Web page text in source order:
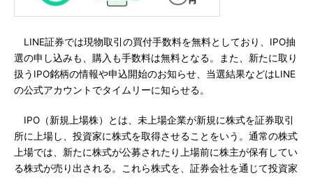
LINE証券では現物取引の買付手数料を無料としており、IPO抽
選の申し込みも、購入も手数料は無料となる。また、新たに取り
扱うIPO銘柄の情報や申込開始のお知らせ、当選結果などはLINE
の公式アカウントでタイムリーに知らせる。
IPO（新規上場株）とは、未上場企業が新規に株式を証券取引
所に上場し、投資家に株式を取得させることをいう。通常の株式
上場では、新たに株式が公募されたり上場前に株主が保有してい
る株式が売り出される。これら株式を、証券会社を通じて投資家